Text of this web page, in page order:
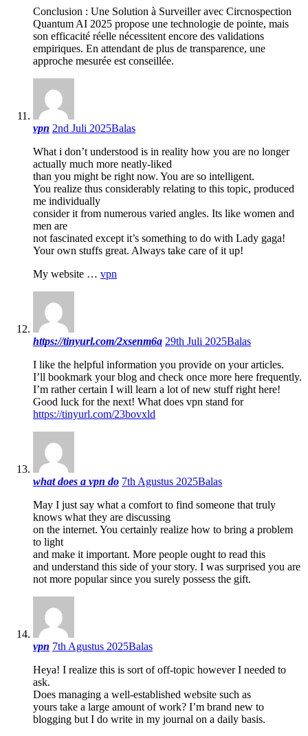
Conclusion : Une Solution à Surveiller avec Circnospection
Quantum AI 2025 propose une technologie de pointe, mais
son efficacité réelle nécessitent encore des validations
empiriques. En attendant de plus de transparence, une
approche mesurée est conseillée.
vpn 2nd Juli 2025Balas
What i don’t understood is in reality how you are no longer
actually much more neatly-liked
than you might be right now. You are so intelligent.
You realize thus considerably relating to this topic, produced
me individually
consider it from numerous varied angles. Its like women and
men are
not fascinated except it’s something to do with Lady gaga!
Your own stuffs great. Always take care of it up!
My website … vpn
https://tinyurl.com/2xsenm6a 29th Juli 2025Balas
I like the helpful information you provide on your articles.
I’ll bookmark your blog and check once more here frequently.
I’m rather certain I will learn a lot of new stuff right here!
Good luck for the next! What does vpn stand for
https://tinyurl.com/23bovxld
what does a vpn do 7th Agustus 2025Balas
May I just say what a comfort to find someone that truly
knows what they are discussing
on the internet. You certainly realize how to bring a problem
to light
and make it important. More people ought to read this
and understand this side of your story. I was surprised you are
not more popular since you surely possess the gift.
vpn 7th Agustus 2025Balas
Heya! I realize this is sort of off-topic however I needed to
ask.
Does managing a well-established website such as
yours take a large amount of work? I’m brand new to
blogging but I do write in my journal on a daily basis.